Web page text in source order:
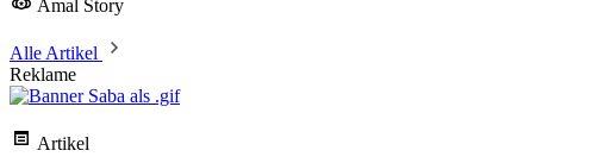
Amal Story
Alle Artikel
Reklame
Artikel